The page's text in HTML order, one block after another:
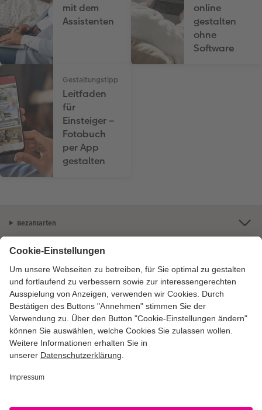
mit dem
Assistenten
online
gestalten
ohne
Software
Gestaltungstipp
Leitfaden
für
Einsteiger –
Fotobuch
per App
gestalten
Bezahlarten
Unsere Versandpartner
Qualität & Sicherheit
Zertifizierungen & Initiativen